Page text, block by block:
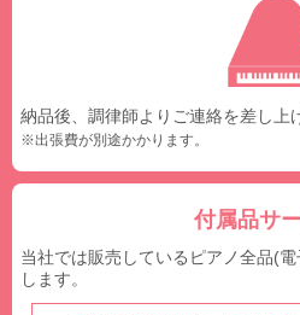
納品後、調律師よりご連絡を差し上
※出張費が別途かかります。
付属品サ
当社では販売しているピアノ全品(
します。